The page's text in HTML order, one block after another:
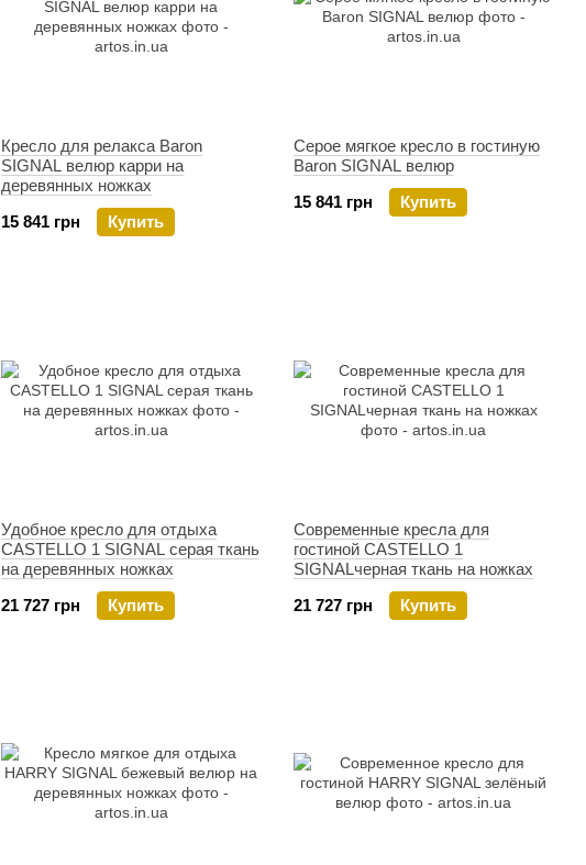
Кресло для релакса Baron
SIGNAL велюр карри на
деревянных ножках
15 841 грн
Купить
Серое мягкое кресло в гостиную
Baron SIGNAL велюр
15 841 грн
Купить
Удобное кресло для отдыха
CASTELLO 1 SIGNAL серая ткань
на деревянных ножках
21 727 грн
Купить
Современные кресла для
гостиной CASTELLO 1
SIGNALчерная ткань на ножках
21 727 грн
Купить